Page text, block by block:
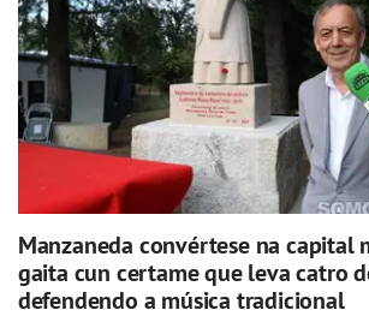
Manzaneda convértese na capital
gaita cun certame que leva catro
defendendo a música tradicional